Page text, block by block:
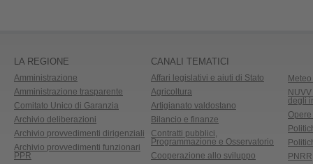
LA REGIONE
Amministrazione
Amministrazione trasparente
Comitato Unico di Garanzia
Archivio deliberazioni
Archivio provvedimenti dirigenziali
Archivio provvedimenti funzionari
PPR
CANALI TEMATICI
Affari legislativi e aiuti di Stato
Agricoltura
Artigianato valdostano
Bilancio e finanze
Contratti pubblici,
Programmazione e Osservatorio
Cooperazione allo sviluppo
degli
PNRR